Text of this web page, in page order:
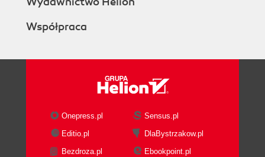
Współpraca
Onepress.pl
Sensus.pl
Editio.pl
DlaBystrzakow.pl
Bezdroza.pl
Ebookpoint.pl